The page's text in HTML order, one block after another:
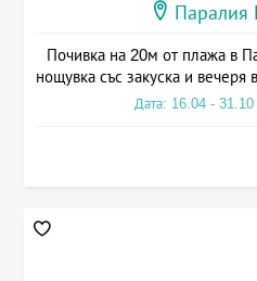
Паралия
Почивка на 20м от плажа в
нощувка със закуска и
Дата: 16.04 -